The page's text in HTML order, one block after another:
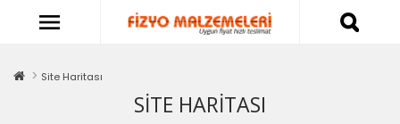
Site Haritası
SITE HARITASI